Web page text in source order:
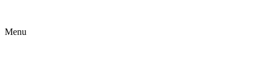
Menu